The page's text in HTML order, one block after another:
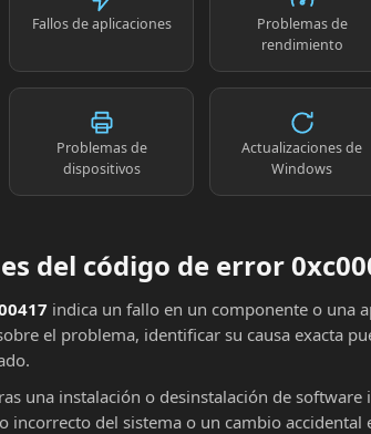
Fallos de aplicaciones
Problemas de
rendimiento
Problemas de
dispositivos
Actualizaciones de
Windows
del código de error
indica un fallo en un componente o una
el problema, identificar su causa exacta
una instalación o desinstalación de
incorrecto del sistema o un cambio accidental